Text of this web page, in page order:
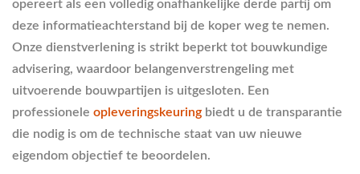
opereert als een volledig onafhankelijke derde partij om
deze informatieachterstand bij de koper weg te nemen.
Onze dienstverlening is strikt beperkt tot bouwkundige
advisering, waardoor belangenverstrengeling met
uitvoerende bouwpartijen is uitgesloten. Een
professionele opleveringskeuring biedt u de transparantie
die nodig is om de technische staat van uw nieuwe
eigendom objectief te beoordelen.